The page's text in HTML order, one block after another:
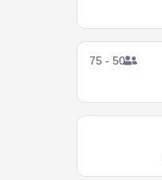
50 - 75